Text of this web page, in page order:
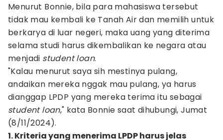
Menurut Bonnie, bila para mahasiswa tersebut
tidak mau kembali ke Tanah Air dan memilih untuk
berkarya di luar negeri, maka uang yang diterima
selama studi harus dikembalikan ke negara atau
menjadi student loan.
"Kalau menurut saya sih mestinya pulang,
andaikan mereka nggak mau pulang, ya harus
dianggap LPDP yang mereka terima itu sebagai
student loan," kata Bonnie saat dihubungi, Jumat
(8/11/2024).
1. Kriteria yang menerima LPDP harus jelas